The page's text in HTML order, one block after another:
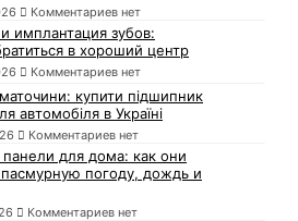
Комментариев нет
имплантация зубов:
в хороший центр
Комментариев нет
купити підшипник
автомобіля в Україні
Комментариев нет
для дома: как они
пасмурную погоду, дождь и
Комментариев нет